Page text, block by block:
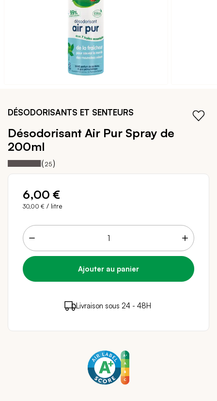
début
Galerie
DÉSODORISANTS ET SENTEURS
Désodorisant Air Pur Spray de
200ml
Notation: 97%
( 25 )
6,00 €
30,00 € / litre
6 points de fidélité ( 0,12 € en achetant ce
Livraison sous 24 - 48H
Paiement sécurisé